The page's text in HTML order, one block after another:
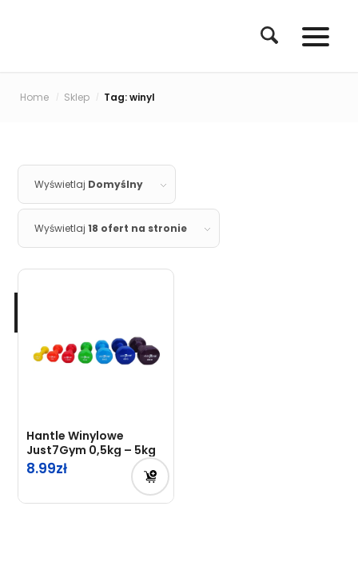
Home / Sklep / Tag: winyl
Wyświetlaj Domyślny
Wyświetlaj18 ofert na stronie
Hantle Winylowe
Just7Gym 0,5kg – 5kg
8.99